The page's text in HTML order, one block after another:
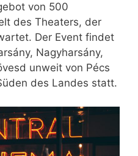
von 500
des Theaters, der
Der Event findet
Nagyharsány,
unweit von Pécs
des Landes statt.